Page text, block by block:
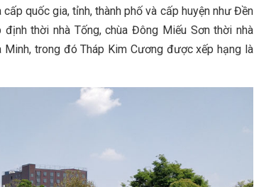
quốc gia, tỉnh, thành phố và cấp huyện như Đền
thời nhà Tống, chùa Đông Miếu Sơn thời nhà
Minh, trong đó Tháp Kim Cương được xếp hạng là